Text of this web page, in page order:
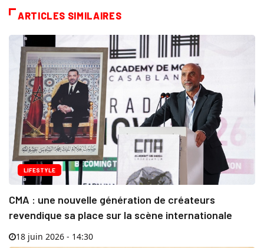
ARTICLES SIMILAIRES
LIFESTYLE
CMA : une nouvelle génération de créateurs
revendique sa place sur la scène internationale
18 juin 2026 - 14:30